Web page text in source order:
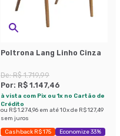
Poltrona Lang Linho Cinza
De:R$ 1.719,99
Por: R$ 1.147,46
à vista com Pix ou 1x no Cartão de
Crédito
ou R$ 1.274,96 em até10x de R$ 127,49
sem juros
Cashback R$ 175 Economize 33%